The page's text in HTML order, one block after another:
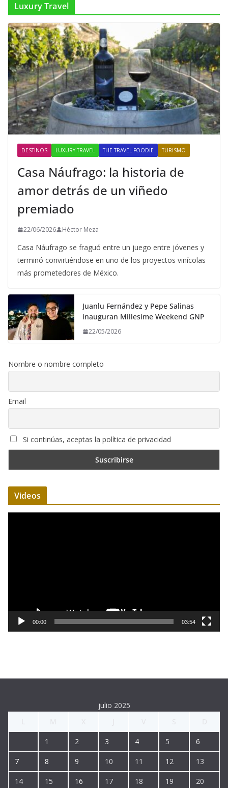
Luxury Travel
DESTINOS LUXURY TRAVEL THE TRAVEL FOODIE TURISMO
Casa Náufrago: la historia de
amor detrás de un viñedo
premiado
22/06/2026 Héctor Meza
Casa Náufrago se fraguó entre un juego entre jóvenes y
terminó convirtiéndose en uno de los proyectos vinícolas
más prometedores de México.
Juanlu Fernández y Pepe Salinas
inauguran Millesime Weekend GNP
22/05/2026
Nombre o nombre completo
Email
Si continúas, aceptas la política de privacidad
Videos
o
o
00:00 03:54
julio 2025
1 2 3 4 5 6
7 8 9 10 11 12 13
14 15 16 17 18 19 20